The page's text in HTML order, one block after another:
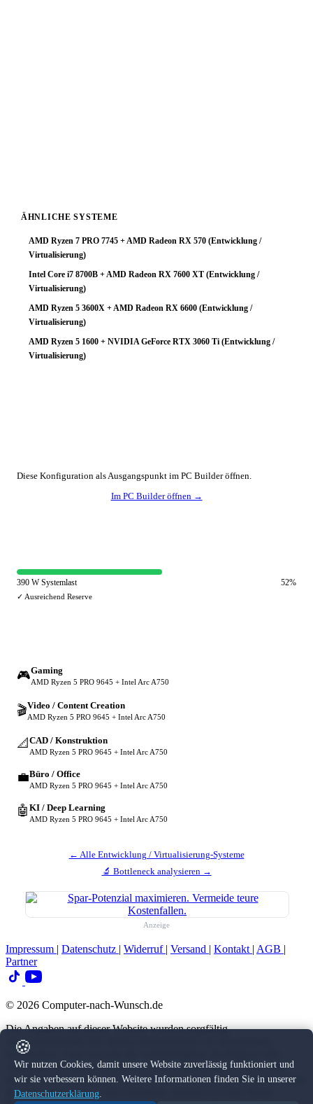
🍪
Wir nutzen Cookies, damit unsere Website zuverlässig funktioniert und
wir sie verbessern können. Weitere Informationen finden Sie in unserer
Datenschutzerklärung.
ÄHNLICHE SYSTEME
AMD Ryzen 7 PRO 7745 + AMD Radeon RX 570 (Entwicklung /
Virtualisierung)
Intel Core i7 8700B + AMD Radeon RX 7600 XT (Entwicklung /
Virtualisierung)
AMD Ryzen 5 3600X + AMD Radeon RX 6600 (Entwicklung /
Virtualisierung)
AMD Ryzen 5 1600 + NVIDIA GeForce RTX 3060 Ti (Entwicklung /
Virtualisierung)
Diese Konfiguration als Ausgangspunkt im PC Builder öffnen.
Im PC Builder öffnen →
390 W Systemlast 52%
✓ Ausreichend Reserve
🎮Gaming
AMD Ryzen 5 PRO 9645 + Intel Arc A750
🎬Video / Content Creation
AMD Ryzen 5 PRO 9645 + Intel Arc A750
📐 CAD / Konstruktion
AMD Ryzen 5 PRO 9645 + Intel Arc A750
💼Büro / Office
AMD Ryzen 5 PRO 9645 + Intel Arc A750
🤖 KI / Deep Learning
AMD Ryzen 5 PRO 9645 + Intel Arc A750
← Alle Entwicklung / Virtualisierung-Systeme
🔬 Bottleneck analysieren →
Anzeige
Impressum | Datenschutz | Widerruf | Versand | Kontakt | AGB |
Partner
© 2026 Computer-nach-Wunsch.de
Die Angaben auf dieser Website wurden sorgfältig
zusammengestellt und dienen ausschließlich zur allgemeinen
Information. Eine Gewähr für Vollständigkeit, Richtigkeit oder
Aktualität der Inhalte können wir nicht übernehmen. Diese Seite
enthält Affiliate-Links zu Amazon und weiteren Partnerseiten. Wenn
du über einen dieser Links einkaufst, erhalten wir eine kleine